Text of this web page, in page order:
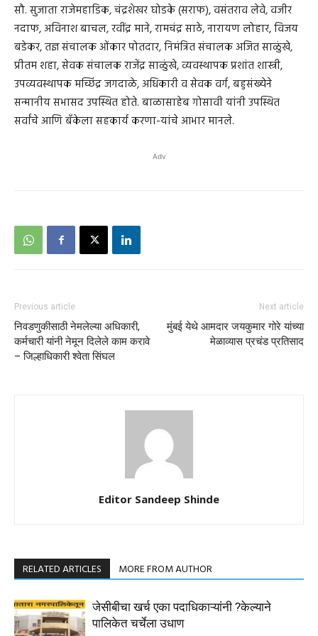
सौ. सुजाता राजेमहाडिक, चंद्रशेखर घोडके (सराफ), वसंतराव लेवे, वजीर
नदाफ, अविनाश बाचल, रवींद्र माने, रामचंद्र साठे, नारायण लोहार, विजय
बडेकर, तज्ञ संचालक ओंकार पोतदार, निमंत्रित संचालक अजित साळुंखे,
प्रीतम शहा, सेवक संचालक राजेंद्र साळुंखे, व्यवस्थापक प्रशांत शास्त्री,
उपव्यवस्थापक मच्छिंद्र जगदाळे, अधिकारी व सेवक वर्ग, बहुसंख्येने
सन्मानीय सभासद उपस्थित होते. बाळासाहेब गोसावी यांनी उपस्थित
सर्वांचे आणि बँकेला सहकार्य करणा-यांचे आभार मानले.
Adv
Previous article
निवडणुकीसाठी नेमलेल्या अधिकारी,
कर्मचारी यांनी नेमून दिलेले काम करावे
– जिल्हाधिकारी श्वेता सिंघल
Next article
मुंबई येथे आमदार जयकुमार गोरे यांच्या
मेळाव्यास प्रचंड प्रतिसाद
Editor Sandeep Shinde
RELATED ARTICLES MORE FROM AUTHOR
जेसीबीचा खर्च एका पदाधिकाऱ्यांनी ?केल्याने
पालिकेत चर्चेला उधाण